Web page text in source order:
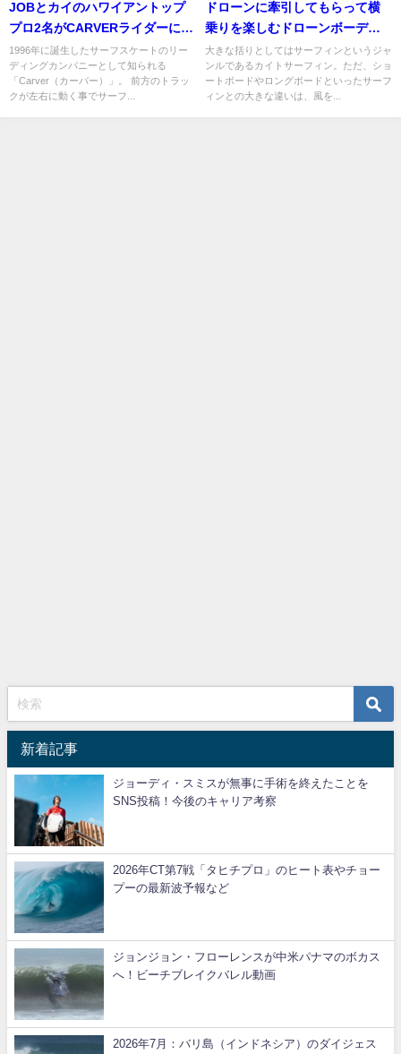
JOBとカイのハワイアントップ
プロ2名がCARVERライダーに！
ウェルカム動画
1996年に誕生したサーフスケートのリー
ディングカンパニーとして知られる
「Carver（カーバー）」。 前方のトラッ
クが左右に動く事でサーフ...
ドローンに牽引してもらって横
乗りを楽しむドローンボーディ
ング
大きな括りとしてはサーフィンというジャ
ンルであるカイトサーフィン。ただ、ショ
ートボードやロングボードといったサーフ
ィンとの大きな違いは、風を...
新着記事
ジョーディ・スミスが無事に手術を終えたことを
SNS投稿！今後のキャリア考察
2026年CT第7戦「タヒチプロ」のヒート表やチョー
プーの最新波予報など
ジョンジョン・フローレンスが中米パナマのボカス
へ！ビーチブレイクバレル動画
2026年7月：バリ島（インドネシア）のダイジェス